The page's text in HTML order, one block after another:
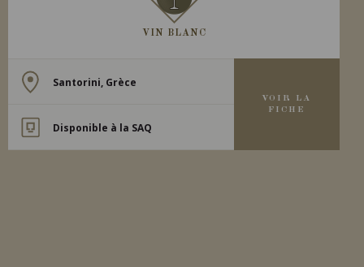
VIN BLANC
Santorini, Grèce
Disponible à la SAQ
VOIR LA
FICHE